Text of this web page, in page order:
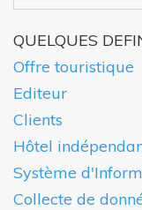
QUELQUES
Offre touristique
Editeur
Clients
Hôtel
Système
Collecte de